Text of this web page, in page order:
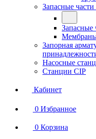
Запасные части
Запасные
Мембраны
Запорная
Насосные
Станции CIP
Кабинет
0 Избранное
0 Корзина